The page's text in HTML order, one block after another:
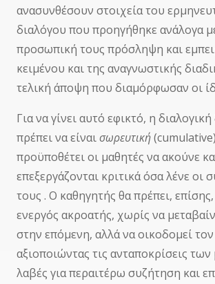
ανασυνθέσουν στοιχεία του
διαλόγου που προηγήθηκε ανάλογα
προσωπική τους πρόσληψη και
κειμένου και της αναγνωστικής
τελική άποψη που διαμόρφωσαν οι
Για να γίνει αυτό εφικτό, η
πρέπει να είναισωρευτική
προϋποθέτει οι μαθητές να ακούνε
επεξεργάζονται κριτικά όσα λένε οι
τους . Ο καθηγητής θα πρέπει, επίσης,
ενεργός ακροατής, χωρίς να
στην επόμενη, αλλά να οικοδομεί
αξιοποιώντας τις ανταποκρίσεις
λαβές για περαιτέρω συζήτηση και